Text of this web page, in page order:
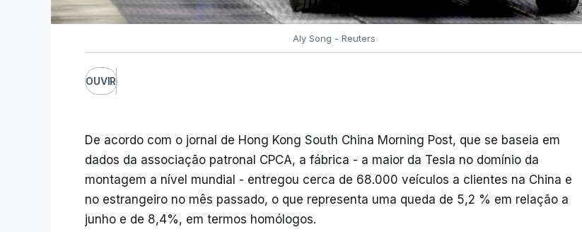
Aly Song - Reuters
OUVIR
De acordo com o jornal de Hong Kong South China Morning Post, que se baseia em
dados da associação patronal CPCA, a fábrica - a maior da Tesla no domínio da
montagem a nível mundial - entregou cerca de 68.000 veículos a clientes na China e
no estrangeiro no mês passado, o que representa uma queda de 5,2 % em relação a
junho e de 8,4%, em termos homólogos.